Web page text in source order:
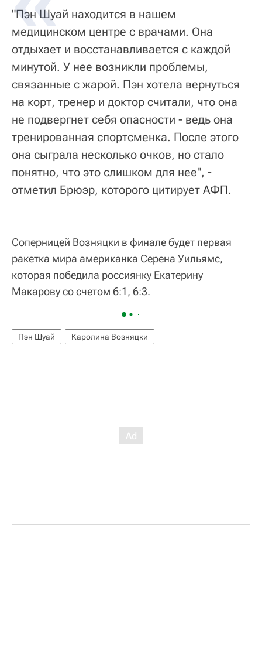
"Пэн Шуай находится в нашем
медицинском центре с врачами. Она
отдыхает и восстанавливается с каждой
минутой. У нее возникли проблемы,
связанные с жарой. Пэн хотела вернуться
на корт, тренер и доктор считали, что она
не подвергнет себя опасности - ведь она
тренированная спортсменка. После этого
она сыграла несколько очков, но стало
понятно, что это слишком для нее", -
отметил Брюэр, которого цитирует АФП.
Соперницей Возняцки в финале будет первая
ракетка мира американка Серена Уильямс,
которая победила россиянку Екатерину
Макарову со счетом 6:1, 6:3.
Пэн Шуай Каролина Возняцки